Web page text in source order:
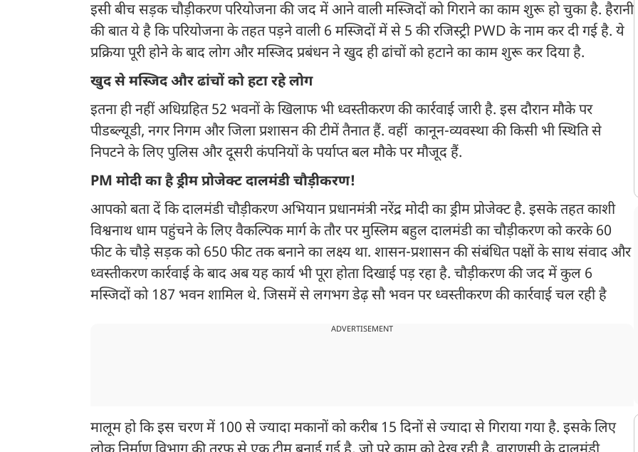
इसी बीच सड़क चौड़ीकरण परियोजना की जद में आने वाली मस्जिदों को गिराने का काम शुरू हो चुका है. हैरानी
की बात ये है कि परियोजना के तहत पड़ने वाली 6 मस्जिदों में से 5 की रजिस्ट्री PWD के नाम कर दी गई है. ये
प्रक्रिया पूरी होने के बाद लोग और मस्जिद प्रबंधन ने खुद ही ढांचों को हटाने का काम शुरू कर दिया है.
खुद से मस्जिद और ढांचों को हटा रहे लोग
इतना ही नहीं अधिग्रहित 52 भवनों के खिलाफ भी ध्वस्तीकरण की कार्रवाई जारी है. इस दौरान मौके पर
पीडब्ल्यूडी, नगर निगम और जिला प्रशासन की टीमें तैनात हैं. वहीं कानून-व्यवस्था की किसी भी स्थिति से
निपटने के लिए पुलिस और दूसरी कंपनियों के पर्याप्त बल मौके पर मौजूद हैं.
PM मोदी का है ड्रीम प्रोजेक्ट दालमंडी चौड़ीकरण!
आपको बता दें कि दालमंडी चौड़ीकरण अभियान प्रधानमंत्री नरेंद्र मोदी का ड्रीम प्रोजेक्ट है. इसके तहत काशी
विश्वनाथ धाम पहुंचने के लिए वैकल्पिक मार्ग के तौर पर मुस्लिम बहुल दालमंडी का चौड़ीकरण को करके 60
फीट के चौड़े सड़क को 650 फीट तक बनाने का लक्ष्य था. शासन-प्रशासन की संबंधित पक्षों के साथ संवाद और
ध्वस्तीकरण कार्रवाई के बाद अब यह कार्य भी पूरा होता दिखाई पड़ रहा है. चौड़ीकरण की जद में कुल 6
मस्जिदों को 187 भवन शामिल थे. जिसमें से लगभग डेढ़ सौ भवन पर ध्वस्तीकरण की कार्रवाई चल रही है
ADVERTISEMENT
मालूम हो कि इस चरण में 100 से ज्यादा मकानों को करीब 15 दिनों से ज्यादा से गिराया गया है. इसके लिए